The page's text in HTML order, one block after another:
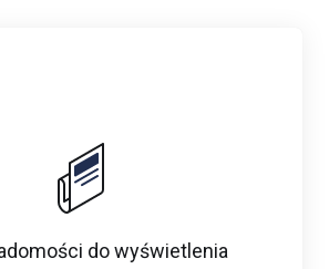
do wyświetlenia